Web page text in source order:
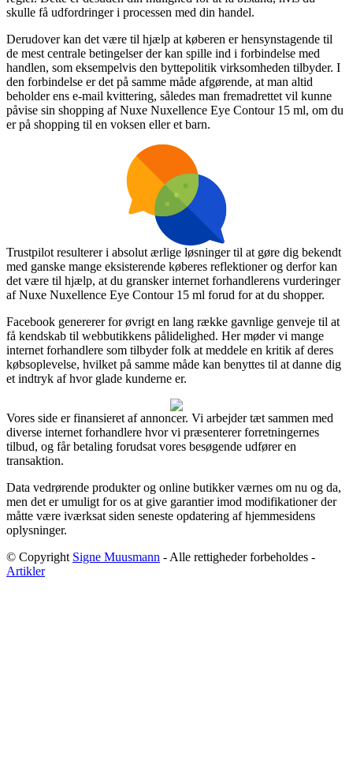
skulle få udfordringer i processen med din handel.
Derudover kan det være til hjælp at køberen er hensynstagende til
de mest centrale betingelser der kan spille ind i forbindelse med
handlen, som eksempelvis den byttepolitik virksomheden tilbyder. I
den forbindelse er det på samme måde afgørende, at man altid
beholder ens e-mail kvittering, således man fremadrettet vil kunne
påvise sin shopping af Nuxe Nuxellence Eye Contour 15 ml, om du
er på shopping til en voksen eller et barn.
Trustpilot resulterer i absolut ærlige løsninger til at gøre dig bekendt
med ganske mange eksisterende køberes reflektioner og derfor kan
det være til hjælp, at du gransker internet forhandlerens vurderinger
af Nuxe Nuxellence Eye Contour 15 ml forud for at du shopper.
Facebook genererer for øvrigt en lang række gavnlige genveje til at
få kendskab til webbutikkens pålidelighed. Her møder vi mange
internet forhandlere som tilbyder folk at meddele en kritik af deres
købsoplevelse, hvilket på samme måde kan benyttes til at danne dig
et indtryk af hvor glade kunderne er.
Vores side er finansieret af annoncer. Vi arbejder tæt sammen med
diverse internet forhandlere hvor vi præsenterer forretningernes
tilbud, og får betaling forudsat vores besøgende udfører en
transaktion.
Data vedrørende produkter og online butikker værnes om nu og da,
men det er umuligt for os at give garantier imod modifikationer der
måtte være iværksat siden seneste opdatering af hjemmesidens
oplysninger.
© Copyright Signe Muusmann - Alle rettigheder forbeholdes -
Artikler